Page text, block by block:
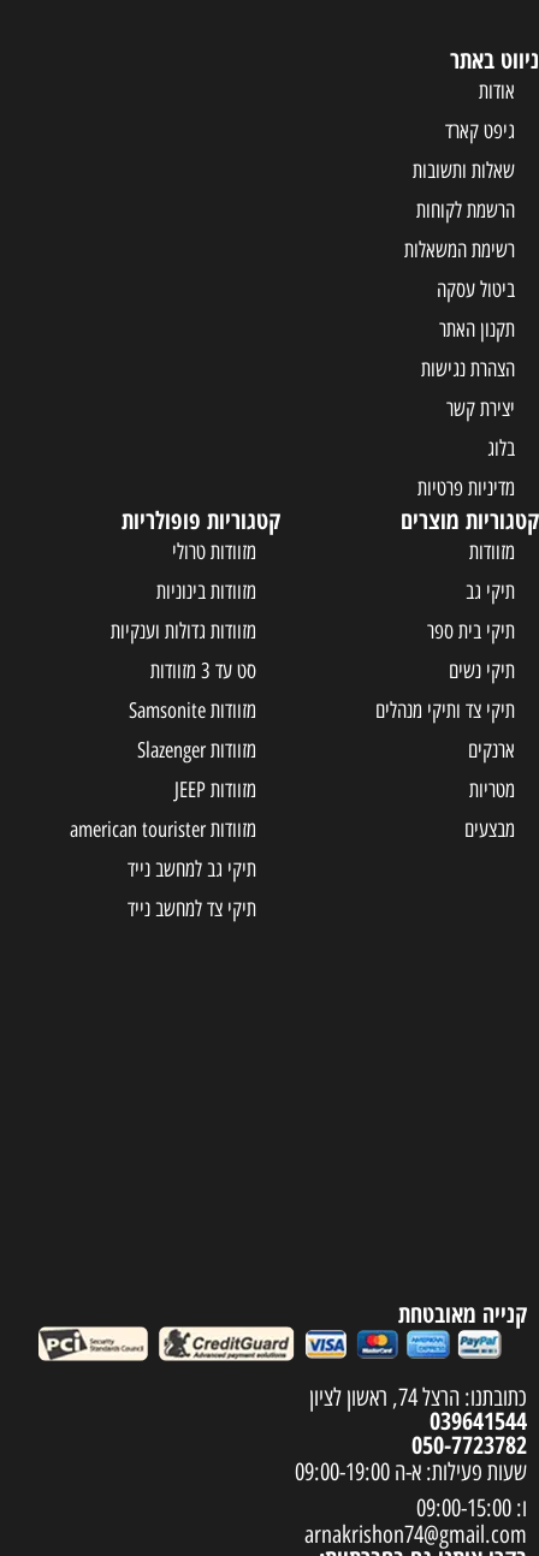
ניווט באתר
אודות
גיפט קארד
שאלות ותשובות
הרשמת לקוחות
רשימת המשאלות
ביטול עסקה
תקנון האתר
הצהרת נגישות
יצירת קשר
בלוג
מדיניות פרטיות
קטגוריות מוצרים
מזוודות
תיקי גב
תיקי בית ספר
תיקי נשים
תיקי צד ותיקי מנהלים
ארנקים
מטריות
מבצעים
קטגוריות פופולריות
מזוודות טרולי
מזוודות בינוניות
מזוודות גדולות וענקיות
סט עד 3 מזוודות
מזוודות Samsonite
מזוודות Slazenger
מזוודות JEEP
מזוודות american tourister
תיקי גב למחשב נייד
תיקי צד למחשב נייד
קנייה מאובטחת
כתובתנו: הרצל 74, ראשון לציון
039641544
050-7723782
שעות פעילות: א-ה 09:00-19:00
ו: 09:00-15:00
arnakrishon74@gmail.com